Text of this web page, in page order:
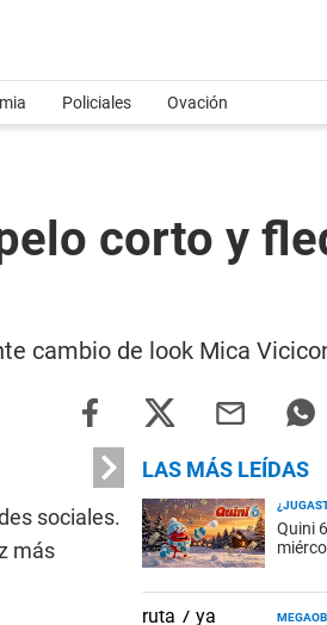
Policiales Ovación
corto y
cambio de look Mica
sociales.
más
LAS MÁS LEÍDAS
Quini